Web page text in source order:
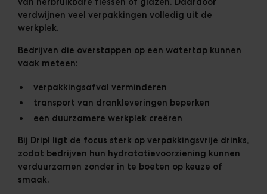
verdwijnen veel verpakkingen volledig uit de
werkplek.
Bedrijven die overstappen op een watertap kunnen
vaak meteen:
verpakkingsafval verminderen
transport van drankleveringen beperken
een duurzamere werkplek creëren
Bij Dripl ligt de focus sterk op verpakkingsvrije drinks,
zodat bedrijven hun hydratatievoorziening kunnen
verduurzamen zonder in te boeten op keuze of
smaak.